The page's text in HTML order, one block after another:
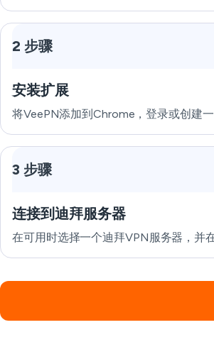
2 步骤
安装扩展
将VeePN添加到Chrome，登录或创建
3 步骤
连接到迪拜服务器
在可用时选择一个迪拜VPN服务器，并